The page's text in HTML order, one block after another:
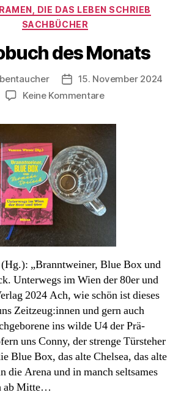
Kategorien
DIE DAS LEBEN SCHRIEB
SACHBÜCHER
des Monats
Veröffentlichungsdatum
15. November 2024
Keine Kommentarezu
des
(Hg.): „Branntweiner, Blue Box und
Unterwegs im Wien der 80er und
2024 Ach, wie schön ist dieses
Zeitzeug:innen und gern auch
ins wilde U4 der Prä-
uns Conny, der strenge Türsteher
Blue Box, das alte Chelsea, das alte
die Arena und in manch seltsames
ab Mitte…